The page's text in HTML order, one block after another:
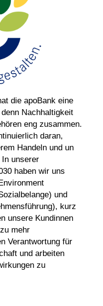
die apoBank eine
Nachhaltigkeit
eng zusammen.
ierlich daran,
Handeln und un
unserer
haben wir uns
und
führung), kurz
unsere Kundinnen
mehr
Verantwortung für
und arbeiten
zu